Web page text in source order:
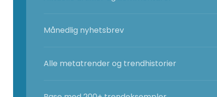
Månedlig nyhetsbrev
Alle metatrender og trendhistorier